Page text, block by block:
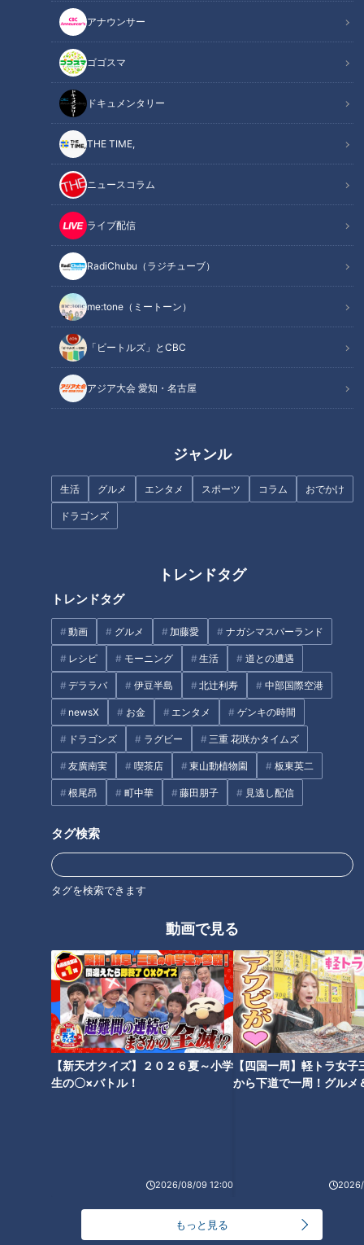
アナウンサー
ゴゴスマ
ドキュメンタリー
THE TIME,
ニュースコラム
ライブ配信
RadiChubu（ラジチューブ）
me:tone（ミートーン）
「ビートルズ」とCBC
アジア大会 愛知・名古屋
ジャンル
生活 グルメ エンタメ スポーツ コラム おでかけ
ドラゴンズ
トレンドタグ
トレンドタグ
動画 グルメ 加藤愛 ナガシマスパーランド
レシピ モーニング 生活 道との遭遇
デララバ 伊豆半島 北辻利寿 中部国際空港
newsX お金 エンタメ ゲンキの時間
ドラゴンズ ラグビー 三重 花咲かタイムズ
友廣南実 喫茶店 東山動植物園 板東英二
根尾昂 町中華 藤田朋子 見逃し配信
タグ検索
タグを検索できます
動画で見る
【新天才クイズ】２０２６夏～小学
生の〇×バトル！
2026/08/09 12:00
【四国一周】軽トラ女子
から下道で一周！グルメ
もっと見る
この記事を見たあなたへのおすすめ
驚き！祖母の想定外の「重ね着
ファッション」
ト」
ササイズ「トーガ」
ー！話題の「麻辣湯」
歯もデコる時代へ。若者に人気
の「ティースジュエリー」とは
海地方初上陸の新業態！【家計
お助けWEEK】
おでかけ 生活 うなずキング 愛知
花咲かタイムズ
ランキング
さ”もきっかけに！発症前のキケンなサインと対処
法
「すごい痩せましたね！」…世界一楽なスクワッ